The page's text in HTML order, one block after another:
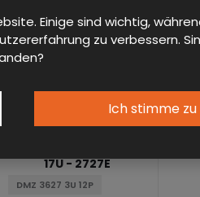
Einige sind wichtig,
zu verbessern.
Ich stimme zu
17U - 2727E
DMZ 3627 3U 12P